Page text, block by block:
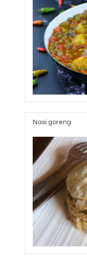
Nasi goreng